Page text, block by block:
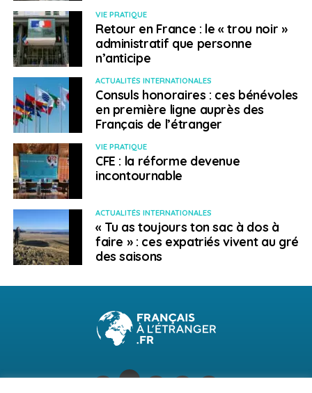
VIE PRATIQUE
Retour en France : le « trou noir »
administratif que personne
n’anticipe
ACTUALITÉS INTERNATIONALES
Consuls honoraires : ces bénévoles
en première ligne auprès des
Français de l’étranger
VIE PRATIQUE
CFE : la réforme devenue
incontournable
ACTUALITÉS INTERNATIONALES
« Tu as toujours ton sac à dos à
faire » : ces expatriés vivent au gré
des saisons